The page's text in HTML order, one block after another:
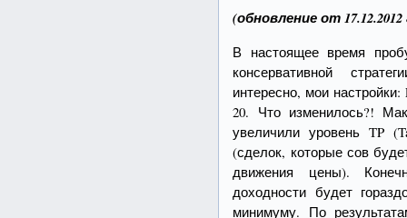
(обновление от
В настоящее время
консервативной
интересно, мои
20. Что изменилось?!
увеличили уровень TP
(сделок, которые сов
движения цены).
доходности будет
минимуму. По